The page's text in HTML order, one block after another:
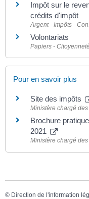
Impôt sur le
crédits d'impôt
Argent - Impôts -
Volontariats
Papiers -
Pour en savoir plus
Site des impôts
Ministère chargé
Brochure
2021
Ministère chargé
© Direction de l'information